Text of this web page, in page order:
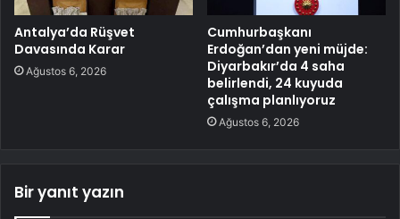
Antalya’da Rüşvet
Davasında Karar
Ağustos 6, 2026
Cumhurbaşkanı
Erdoğan’dan yeni müjde:
Diyarbakır’da 4 saha
belirlendi, 24 kuyuda
çalışma planlıyoruz
Ağustos 6, 2026
Bir yanıt yazın